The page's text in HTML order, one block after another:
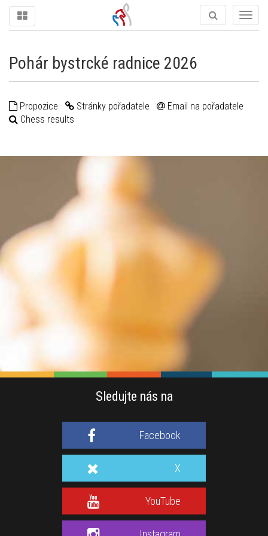
Pohár bystrcké radnice 2026
Propozice Stránky pořadatele
Email na pořadatele
Chess results
Sledujte nás na
Facebook
X
YouTube